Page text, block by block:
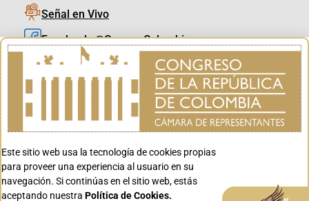
Señal en Vivo
Facebook_@CamaraColombia
Instagram_@CamaraColombia
X_@CamaraColombia
Youtube_@CamaraColombia
Youtube_@CanalCongreso
Este sitio web usa la tecnología de cookies propias
para proveer una experiencia al usuario en su
navegación. Si continúas en el sitio web, estás
aceptando nuestra Política de Cookies. Aceptar